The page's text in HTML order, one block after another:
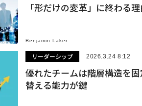
「形だけの変革」に終わる理
Benjamin Laker
リーダーシップ 2026.3.24 8:12
優れたチームは階層構造を
替える能力が鍵